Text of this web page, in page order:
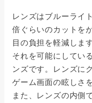
レンズはブルーライ
倍ぐらいのカットを
目の負担を軽減します
それを可能にしてい
ンズです。レンズに
ゲーム画面の眩しさ
また、レンズの内側